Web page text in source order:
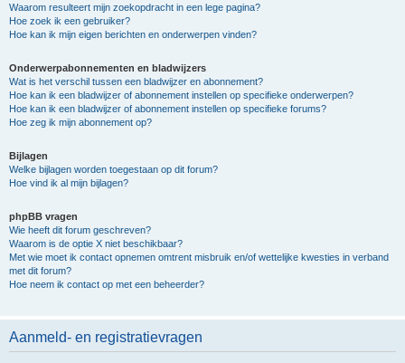
Waarom resulteert mijn zoekopdracht in een lege pagina?
Hoe zoek ik een gebruiker?
Hoe kan ik mijn eigen berichten en onderwerpen vinden?
Onderwerpabonnementen en bladwijzers
Wat is het verschil tussen een bladwijzer en abonnement?
Hoe kan ik een bladwijzer of abonnement instellen op specifieke onderwerpen?
Hoe kan ik een bladwijzer of abonnement instellen op specifieke forums?
Hoe zeg ik mijn abonnement op?
Bijlagen
Welke bijlagen worden toegestaan op dit forum?
Hoe vind ik al mijn bijlagen?
phpBB vragen
Wie heeft dit forum geschreven?
Waarom is de optie X niet beschikbaar?
Met wie moet ik contact opnemen omtrent misbruik en/of wettelijke kwesties in verband
met dit forum?
Hoe neem ik contact op met een beheerder?
Aanmeld- en registratievragen